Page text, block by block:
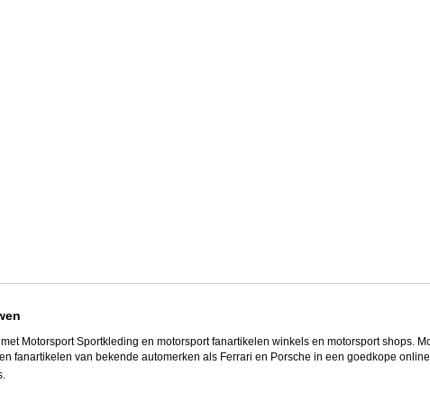
Motorsport Sportkleding en motorsport fanartikelen winkels en motorsport shops.
fanartikelen van bekende automerken als Ferrari en Porsche in een goedkope